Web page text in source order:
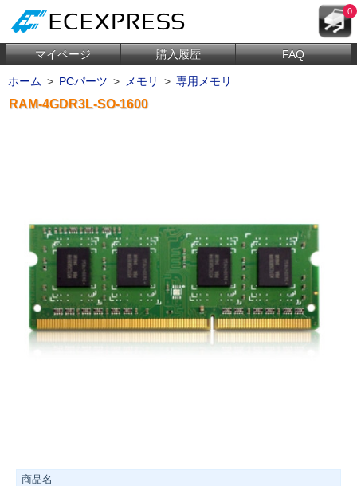
0
マイページ 購入履歴 FAQ
ホーム > PCパーツ > メモリ > 専用メモリ
RAM-4GDR3L-SO-1600
商品名